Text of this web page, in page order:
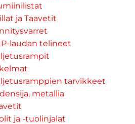
ja Taavetit
laudan telineet
tarvikkeet
metallia
ja -tuolinjalat